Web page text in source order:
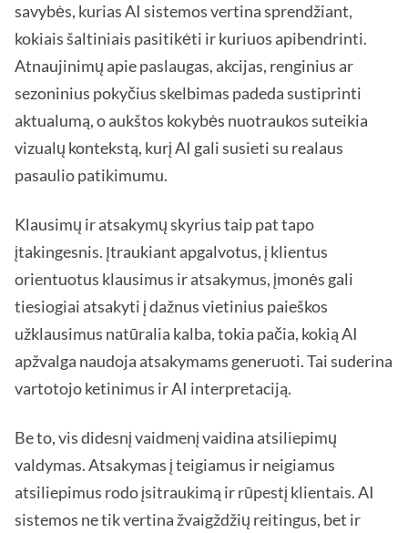
savybės, kurias AI sistemos vertina sprendžiant,
kokiais šaltiniais pasitikėti ir kuriuos apibendrinti.
Atnaujinimų apie paslaugas, akcijas, renginius ar
sezoninius pokyčius skelbimas padeda sustiprinti
aktualumą, o aukštos kokybės nuotraukos suteikia
vizualų kontekstą, kurį AI gali susieti su realaus
pasaulio patikimumu.
Klausimų ir atsakymų skyrius taip pat tapo
įtakingesnis. Įtraukiant apgalvotus, į klientus
orientuotus klausimus ir atsakymus, įmonės gali
tiesiogiai atsakyti į dažnus vietinius paieškos
užklausimus natūralia kalba, tokia pačia, kokią AI
apžvalga naudoja atsakymams generuoti. Tai suderina
vartotojo ketinimus ir AI interpretaciją.
Be to, vis didesnį vaidmenį vaidina atsiliepimų
valdymas. Atsakymas į teigiamus ir neigiamus
atsiliepimus rodo įsitraukimą ir rūpestį klientais. AI
sistemos ne tik vertina žvaigždžių reitingus, bet ir